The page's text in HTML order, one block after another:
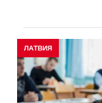
ЛАТВИЯ